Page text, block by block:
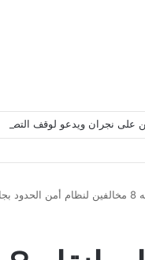
على نجران ويدعو لوقف التصعيد